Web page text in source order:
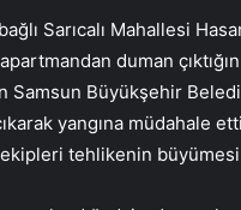
Sarıcalı Mahallesi
duman
Samsun Büyükşehir
yangına müdahale
tehlikenin